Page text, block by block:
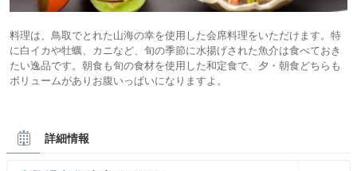
料理は、鳥取でとれた山海の幸を使用した会席料理をいただけます。特
に白イカや牡蠣、カニなど、旬の季節に水揚げされた魚介は食べておき
たい逸品です。朝食も旬の食材を使用した和定食で、夕・朝食どちらも
ボリュームがありお腹いっぱいになりますよ。
詳細情報